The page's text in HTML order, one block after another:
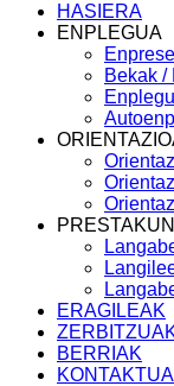
HASIERA
ENPLEGUA
Bekak /
ERAGILEAK
BERRIAK
KONTAKTUA